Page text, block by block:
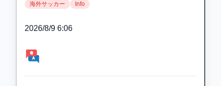
海外サッカー
Info
2026/8/9 6:06